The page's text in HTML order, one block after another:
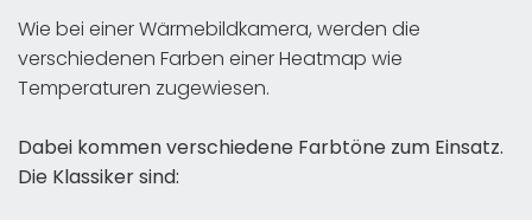
Wie bei einer Wärmebildkamera, werden die
verschiedenen Farben einer Heatmap wie
Temperaturen zugewiesen.
Dabei kommen verschiedene Farbtöne zum Einsatz.
Die Klassiker sind: